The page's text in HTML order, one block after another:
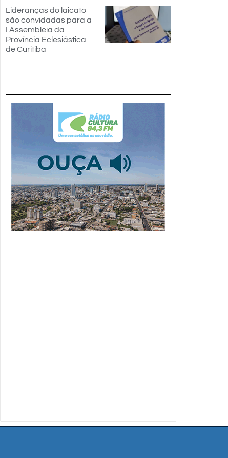
Lideranças do laicato
são convidadas para a
I Assembleia da
Província Eclesiástica
de Curitiba